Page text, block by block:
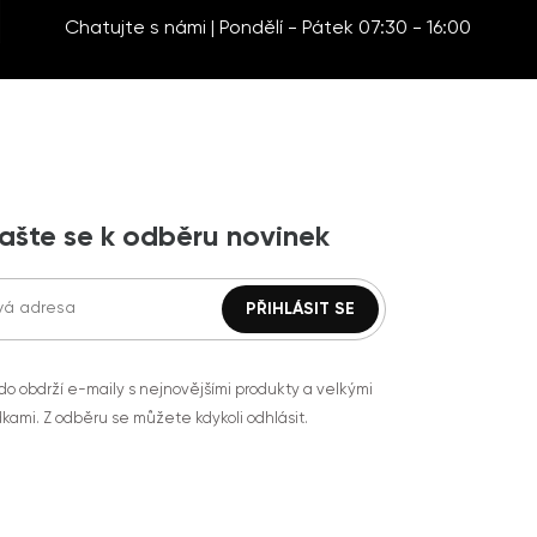
Chatujte s námi | Pondělí - Pátek 07:30 - 16:00
se k odběru novinek
obdrží e-maily s nejnovějšími produkty a velkými
Z odběru se můžete kdykoli odhlásit.